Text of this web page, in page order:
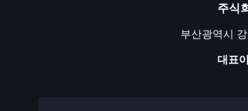
주식회사 타스
부산광역시 강서구
대표이사 김